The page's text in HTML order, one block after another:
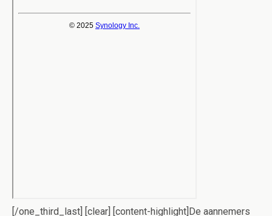
[/one_third_last] [clear] [content-highlight]De aannemers